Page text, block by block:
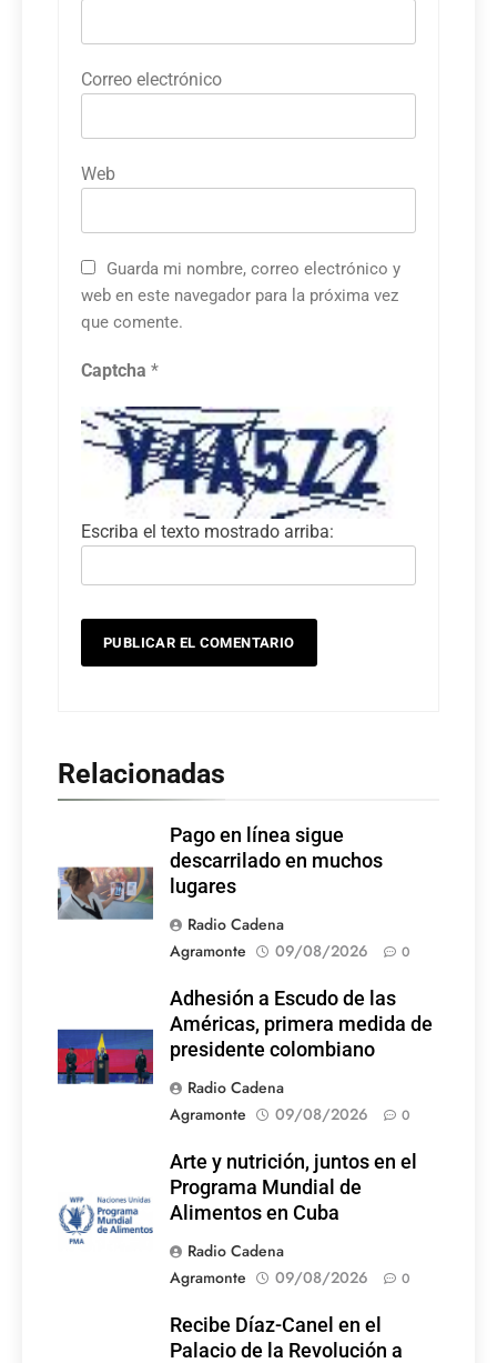
Correo electrónico
Web
Guarda mi nombre, correo electrónico y
web en este navegador para la próxima vez
que comente.
Captcha *
Escriba el texto mostrado arriba:
Relacionadas
Pago en línea sigue
descarrilado en muchos
lugares
Radio Cadena
Agramonte
09/08/2026 0
Adhesión a Escudo de las
Américas, primera medida de
presidente colombiano
Radio Cadena
Agramonte
09/08/2026 0
Arte y nutrición, juntos en el
Programa Mundial de
Alimentos en Cuba
Radio Cadena
Agramonte
09/08/2026 0
Recibe Díaz-Canel en el
Palacio de la Revolución a